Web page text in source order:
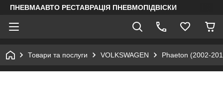
ПНЕВМААВТО РЕСТАВРАЦІЯ ПНЕВМОПІДВІСКИ
Товари та послуги VOLKSWAGEN Phaeton (2002-